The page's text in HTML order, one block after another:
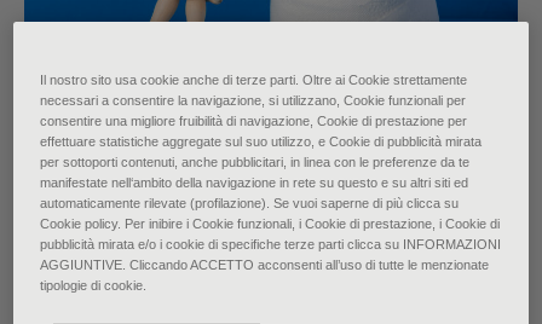
Diarrea acuta negli adulti
di
Dr.ssa Erica S. Meisenheimer, Dr.ssa Carly Epstein, Dr.
Derrick Thiel
Il nostro sito usa cookie anche di terze parti. Oltre ai Cookie strettamente
necessari a consentire la navigazione, si utilizzano, Cookie funzionali per
consentire una migliore fruibilità di navigazione, Cookie di prestazione per
effettuare statistiche aggregate sul suo utilizzo, e Cookie di pubblicità mirata
per sottoporti contenuti, anche pubblicitari, in linea con le preferenze da te
manifestate nell‘ambito della navigazione in rete su questo e su altri siti ed
automaticamente rilevate (profilazione). Se vuoi saperne di più clicca su
Cookie policy. Per inibire i Cookie funzionali, i Cookie di prestazione, i Cookie di
pubblicità mirata e/o i cookie di specifiche terze parti clicca su INFORMAZIONI
AGGIUNTIVE. Cliccando ACCETTO acconsenti all’uso di tutte le menzionate
tipologie di cookie.